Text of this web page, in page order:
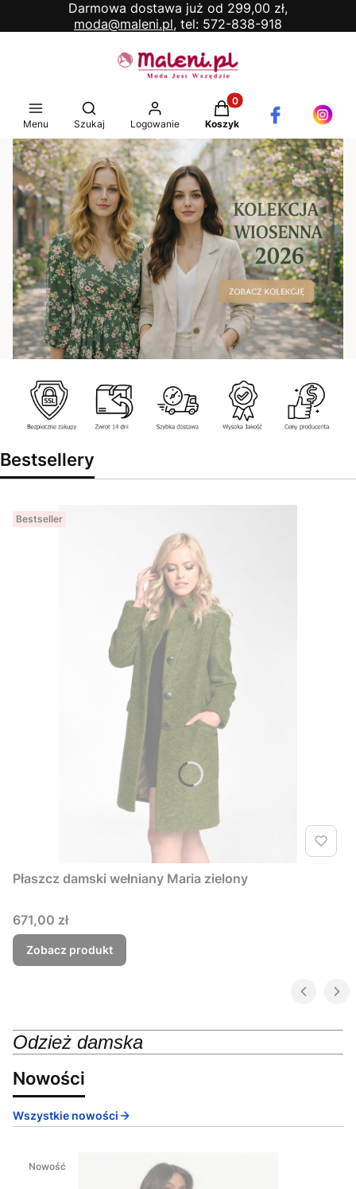
Darmowa dostawa już od 299,00 zł,
moda@maleni.pl, tel: 572-838-918
Menu
Otwórz wyszukiwarkę
Szukaj Logowanie
Produkty w koszyku: 0.
Koszyk
Bestsellery
Bestseller
Płaszcz damski wełniany Maria zielony
Cena
671,00 zł
Zobacz produkt
Odzież damska
Nowości
Wszystkie nowości
Nowość